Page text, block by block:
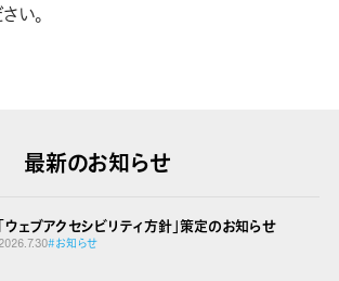
い。
最新のお知らせ
「ウェブアクセシビリティ方針」策定のお知らせ
2026.7.30#お知らせ